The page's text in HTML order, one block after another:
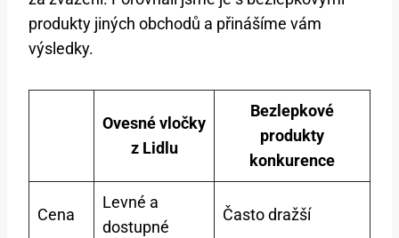
produkty jiných obchodů a přinášíme vám
výsledky.
Ovesné vločky
z Lidlu
Bezlepkové
produkty
konkurence
Cena
Levné a
dostupné
Často dražší